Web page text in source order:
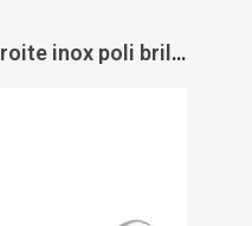
Barre de relèvement droite inox poli brillant - DELABIE